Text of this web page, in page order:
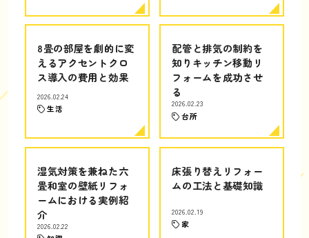
8畳の部屋を劇的に変
えるアクセントクロ
ス導入の費用と効果
2026.02.24
生活
配管と排気の制約を
知りキッチン移動リ
フォームを成功させ
る
2026.02.23
台所
湿気対策を兼ねた六
畳和室の壁紙リフォ
ームにおける実例紹
介
2026.02.22
床張り替えリフォー
ムの工法と基礎知識
2026.02.19
家